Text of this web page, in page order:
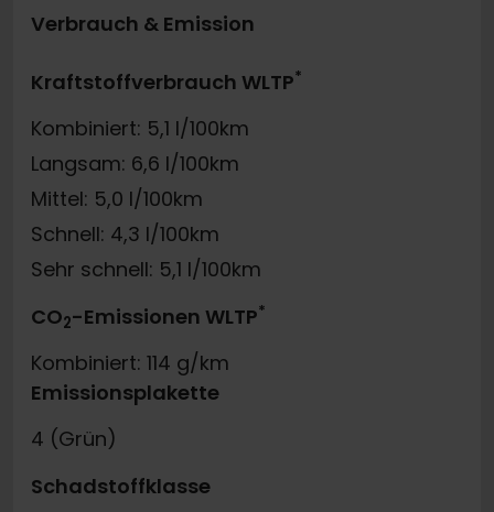
Verbrauch & Emission
Kraftstoffverbrauch WLTP*
Kombiniert: 5,1 l/100km
Langsam: 6,6 l/100km
Mittel: 5,0 l/100km
Schnell: 4,3 l/100km
Sehr schnell: 5,1 l/100km
CO2-Emissionen WLTP*
Kombiniert: 114 g/km
Emissionsplakette
4 (Grün)
Schadstoffklasse